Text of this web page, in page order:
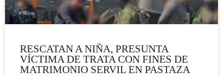
RESCATAN A NIÑA, PRESUNTA
VÍCTIMA DE TRATA CON FINES DE
MATRIMONIO SERVIL EN PASTAZA